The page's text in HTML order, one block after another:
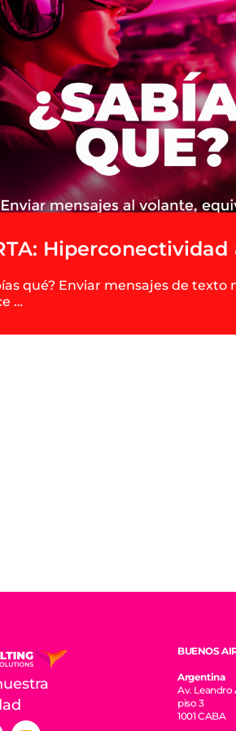
qué? Enviar mensajes de texto
…
BUENOS
Argentina
Av. Leandro
piso 3
1001 CABA